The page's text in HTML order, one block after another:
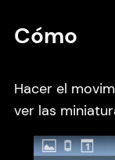
Cómo
Hacer el
ver las